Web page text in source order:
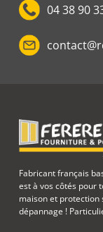
04 38 90
Fabricant français
est à vos côtés pour
maison et protection
dépannage !